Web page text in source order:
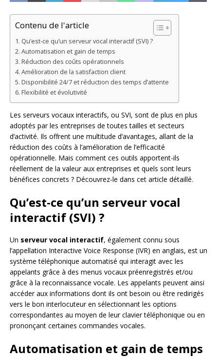
Contenu de l'article
Qu’est-ce qu’un serveur vocal interactif (SVI) ?
Automatisation et gain de temps
Réduction des coûts opérationnels
Amélioration de la satisfaction client
Disponibilité 24/7 et réduction des temps d’attente
Flexibilité et évolutivité
Les serveurs vocaux interactifs, ou SVI, sont de plus en plus
adoptés par les entreprises de toutes tailles et secteurs
d’activité. Ils offrent une multitude d’avantages, allant de la
réduction des coûts à l’amélioration de l’efficacité
opérationnelle. Mais comment ces outils apportent-ils
réellement de la valeur aux entreprises et quels sont leurs
bénéfices concrets ? Découvrez-le dans cet article détaillé.
Qu’est-ce qu’un serveur vocal
interactif (SVI) ?
Un serveur vocal interactif, également connu sous
l’appellation Interactive Voice Response (IVR) en anglais, est un
système téléphonique automatisé qui interagit avec les
appelants grâce à des menus vocaux préenregistrés et/ou
grâce à la reconnaissance vocale. Les appelants peuvent ainsi
accéder aux informations dont ils ont besoin ou être redirigés
vers le bon interlocuteur en sélectionnant les options
correspondantes au moyen de leur clavier téléphonique ou en
prononçant certaines commandes vocales.
Automatisation et gain de temps